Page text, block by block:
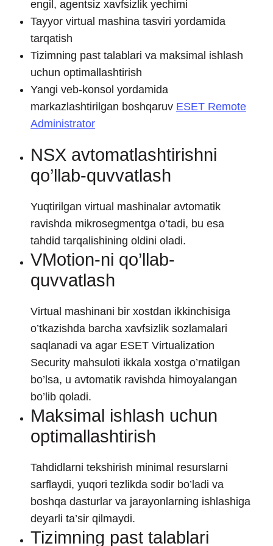
engil, agentsiz xavfsizlik yechimi
Tayyor virtual mashina tasviri yordamida
tarqatish
Tizimning past talablari va maksimal ishlash
uchun optimallashtirish
Yangi veb-konsol yordamida
markazlashtirilgan boshqaruv ESET Remote
Administrator
NSX avtomatlashtirishni
qo’llab-quvvatlash
Yuqtirilgan virtual mashinalar avtomatik
ravishda mikrosegmentga o’tadi, bu esa
tahdid tarqalishining oldini oladi.
VMotion-ni qo’llab-
quvvatlash
Virtual mashinani bir xostdan ikkinchisiga
o’tkazishda barcha xavfsizlik sozlamalari
saqlanadi va agar ESET Virtualization
Security mahsuloti ikkala xostga o’rnatilgan
bo’lsa, u avtomatik ravishda himoyalangan
bo’lib qoladi.
Maksimal ishlash uchun
optimallashtirish
Tahdidlarni tekshirish minimal resurslarni
sarflaydi, yuqori tezlikda sodir bo’ladi va
boshqa dasturlar va jarayonlarning ishlashiga
deyarli ta’sir qilmaydi.
Tizimning past talablari